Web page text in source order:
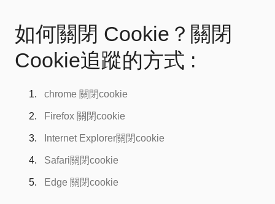
如何關閉 Cookie？關閉
Cookie追蹤的方式 :
chrome 關閉cookie
Firefox 關閉cookie
Internet Explorer關閉cookie
Safari關閉cookie
Edge 關閉cookie